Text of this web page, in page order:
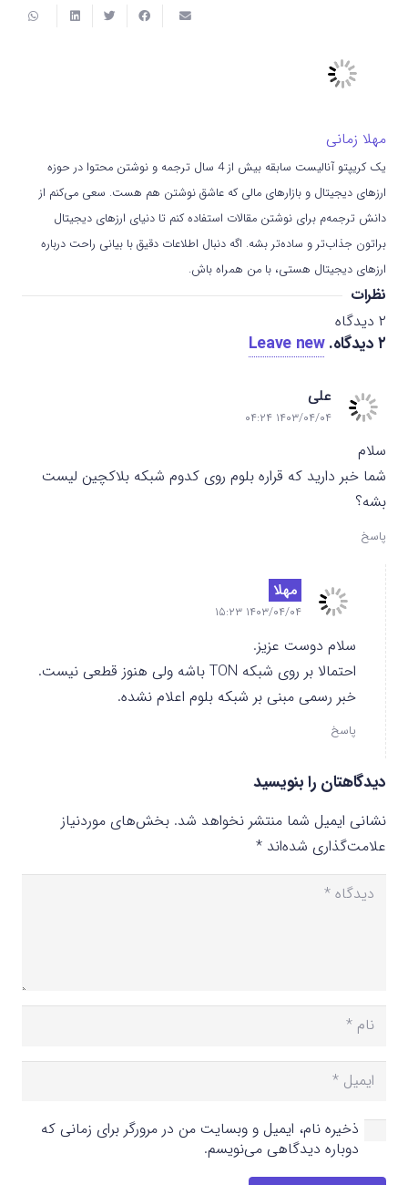
مهلا زمانی
یک کریپتو آنالیست سابقه بیش از 4 سال ترجمه و نوشتن محتوا در حوزه
ارزهای دیجیتال و بازارهای مالی که عاشق نوشتن هم هست. سعی می‌کنم از
دانش ترجمه‌م برای نوشتن مقالات استفاده کنم تا دنیای ارزهای دیجیتال
براتون جذاب‌تر و ساده‌تر بشه. اگه دنبال اطلاعات دقیق با بیانی راحت درباره
ارزهای دیجیتال هستی، با من همراه باش.
نظرات
۲ دیدگاه
۲دیدگاه.
Leave new
علی
۱۴۰۳/۰۴/۰۴ ۰۴:۲۴
سلام
شما خبر دارید که قراره بلوم روی کدوم شبکه بلاکچین لیست
بشه؟
پاسخ
مهلا
۱۴۰۳/۰۴/۰۴ ۱۵:۲۳
سلام دوست عزیز.
احتمالا بر روی شبکه TON باشه ولی هنوز قطعی نیست.
خبر رسمی مبنی بر شبکه بلوم اعلام نشده.
پاسخ
دیدگاهتان را بنویسید
نشانی ایمیل شما منتشر نخواهد شد. بخش‌های موردنیاز
علامت‌گذاری شده‌اند *
ذخیره نام، ایمیل و وبسایت من در مرورگر برای زمانی که
دوباره دیدگاهی می‌نویسم.